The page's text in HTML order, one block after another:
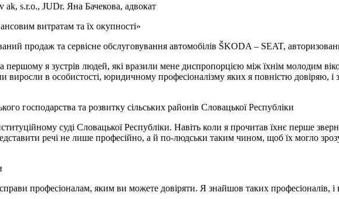
s.r.o., JUDr. Яна Бачекова, адвокат
витратам та їх окупності»
продаж та сервісне обслуговування автомобілів ŠKODA – SEAT,
першому я зустрів людей, які вразили мене диспропорцією між їхнім молодим
в особистості, юридичному професіоналізму яких я повністю довіряю, і
господарства та розвитку сільських районів Словацької Республіки
суді Словацької Республіки. Навіть коли я прочитав їхнє перше
речі не лише професійно, а й по-людськи таким чином, щоб їх могло
професіоналам, яким ви можете довіряти. Я знайшов таких професіоналів,